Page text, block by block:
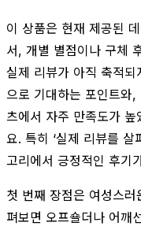
이 상품은 현재 제공된
서, 개별 별점이나 구체
실제 리뷰가 아직 축적
으로 기대하는 포인트와
츠에서 자주 만족도가
요. 특히 ‘실제 리뷰를 살
고리에서 긍정적인 후기
첫 번째 장점은 여성스
펴보면 오프숄더나 어깨